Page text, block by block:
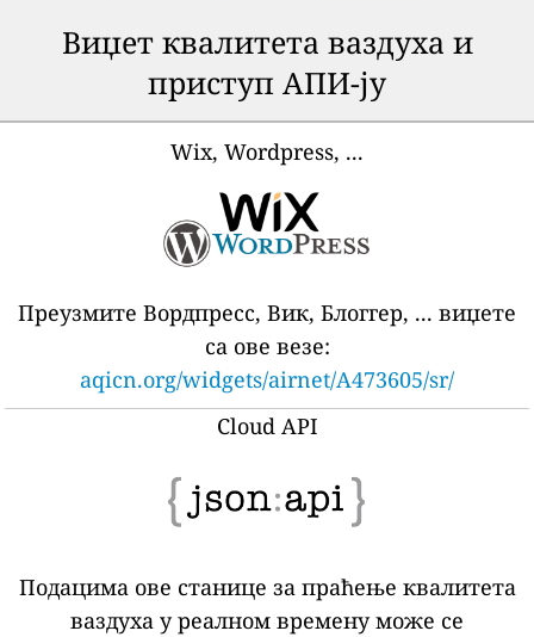
Виџет квалитета ваздуха и
приступ АПИ-ју
Wix, Wordpress, ...
Преузмите Вордпресс, Вик, Блоггер, ... виџете
са ове везе:
aqicn.org/widgets/airnet/A473605/sr/
Cloud API
Подацима ове станице за праћење квалитета
ваздуха у реалном времену може се